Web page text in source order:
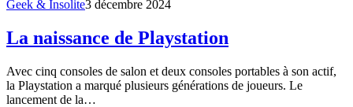
Geek & Insolite3 décembre 2024
La naissance de Playstation
Avec cinq consoles de salon et deux consoles portables à son actif,
la Playstation a marqué plusieurs générations de joueurs. Le
lancement de la…